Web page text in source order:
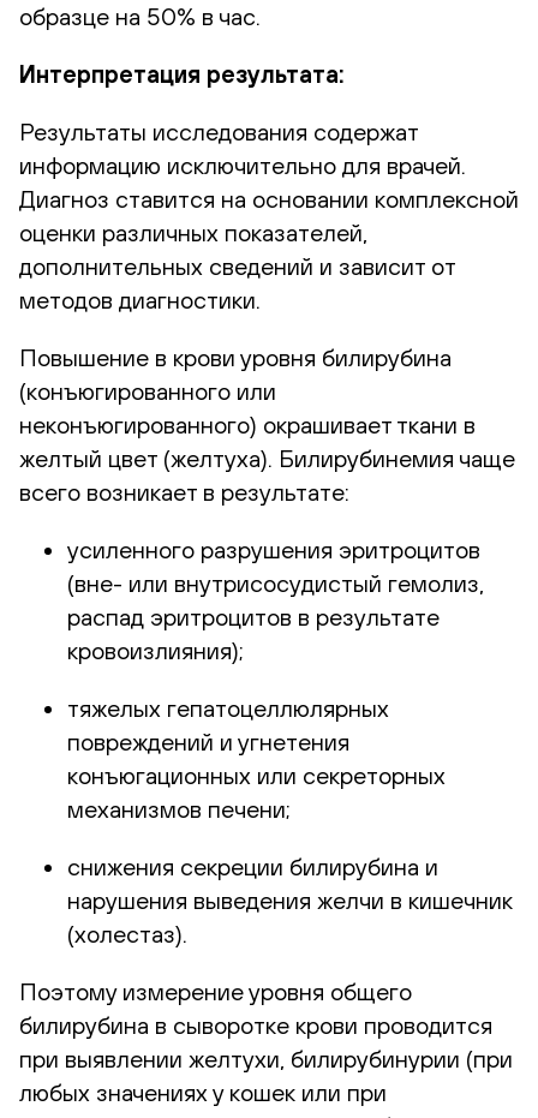
образце на 50% в час.
Интерпретация результата:
Результаты исследования содержат
информацию исключительно для врачей.
Диагноз ставится на основании комплексной
оценки различных показателей,
дополнительных сведений и зависит от
методов диагностики.
Повышение в крови уровня билирубина
(конъюгированного или
неконъюгированного) окрашивает ткани в
желтый цвет (желтуха). Билирубинемия чаще
всего возникает в результате:
усиленного разрушения эритроцитов
(вне- или внутрисосудистый гемолиз,
распад эритроцитов в результате
кровоизлияния);
тяжелых гепатоцеллюлярных
повреждений и угнетения
конъюгационных или секреторных
механизмов печени;
снижения секреции билирубина и
нарушения выведения желчи в кишечник
(холестаз).
Поэтому измерение уровня общего
билирубина в сыворотке крови проводится
при выявлении желтухи, билирубинурии (при
любых значениях у кошек или при